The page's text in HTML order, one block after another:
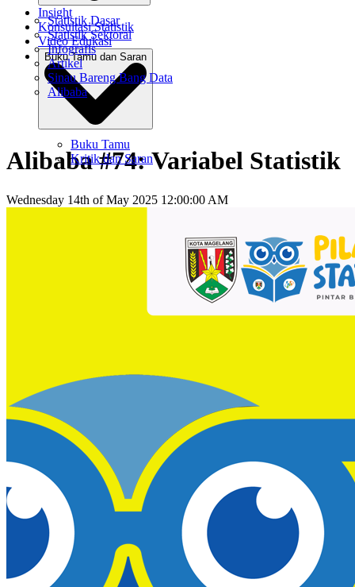
Statistik Dasar
Statistik Sektoral
Infografis
Artikel
Sinau Bareng Bang Data
Alibaba
Insight
Konsultasi Statistik
Video Edukasi
Buku Tamu dan Saran
Buku Tamu
Kritik dan Saran
Alibaba #74: Variabel Statistik
Wednesday 14th of May 2025 12:00:00 AM